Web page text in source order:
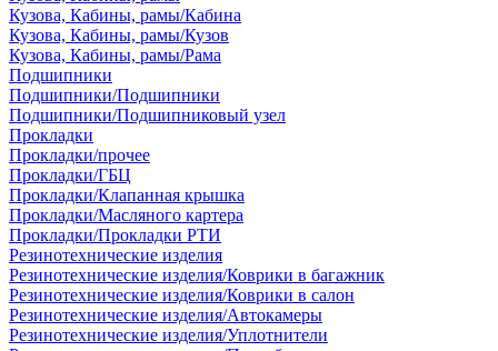
Кузова, Кабины, рамы/Кабина
Кузова, Кабины, рамы/Кузов
Кузова, Кабины, рамы/Рама
Подшипники
Подшипники/Подшипники
Подшипники/Подшипниковый узел
Прокладки
Прокладки/прочее
Прокладки/ГБЦ
Прокладки/Клапанная крышка
Прокладки/Масляного картера
Прокладки/Прокладки РТИ
Резинотехнические изделия
Резинотехнические изделия/Коврики в багажник
Резинотехнические изделия/Коврики в салон
Резинотехнические изделия/Автокамеры
Резинотехнические изделия/Уплотнители